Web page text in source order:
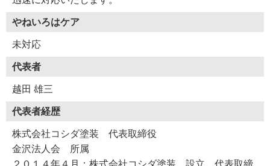
やねいろはケア
未対応
代表者
越田 雄三
代表者経歴
株式会社コシダ塗装 代表取締役
金沢法人会 所属